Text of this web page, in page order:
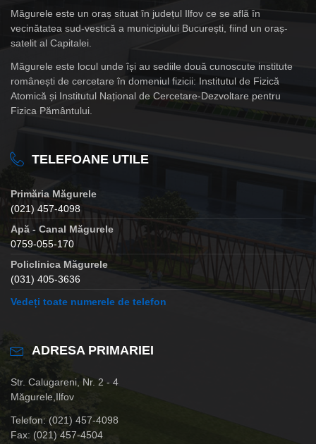
Măgurele este un oraș situat în județul Ilfov ce se află în
vecinătatea sud-vestică a municipiului București, fiind un oraș-
satelit al Capitalei.
Măgurele este locul unde își au sediile două cunoscute institute
românești de cercetare în domeniul fizicii: Institutul de Fizică
Atomică și Institutul Național de Cercetare-Dezvoltare pentru
Fizica Pământului.
TELEFOANE UTILE
Primăria Măgurele
(021) 457-4098
Apă - Canal Măgurele
0759-055-170
Policlinica Măgurele
(031) 405-3636
Vedeți toate numerele de telefon
ADRESA PRIMARIEI
Str. Calugareni, Nr. 2 - 4
Măgurele,Ilfov
Telefon: (021) 457-4098
Fax: (021) 457-4504